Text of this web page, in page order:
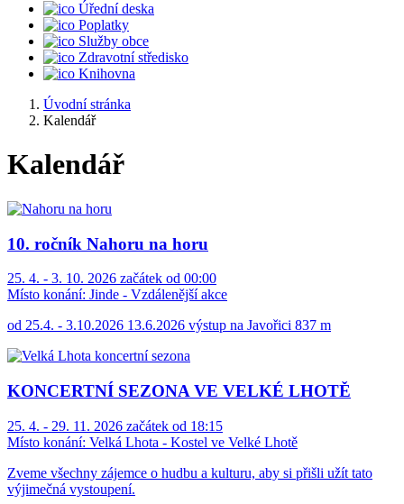
Úřední deska
Poplatky
Služby obce
Zdravotní středisko
Knihovna
Úvodní stránka
Kalendář
Kalendář
10. ročník Nahoru na horu
25. 4. - 3. 10. 2026 začátek od 00:00
Místo konání: Jinde - Vzdálenější akce
od 25.4. - 3.10.2026 13.6.2026 výstup na Javořici 837 m
KONCERTNÍ SEZONA VE VELKÉ LHOTĚ
25. 4. - 29. 11. 2026 začátek od 18:15
Místo konání: Velká Lhota - Kostel ve Velké Lhotě
Zveme všechny zájemce o hudbu a kulturu, aby si přišli užít tato
výjimečná vystoupení.